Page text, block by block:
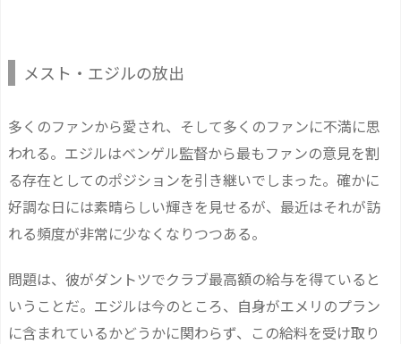
メスト・エジルの放出
多くのファンから愛され、そして多くのファンに不満に思
われる。エジルはベンゲル監督から最もファンの意見を割
る存在としてのポジションを引き継いでしまった。確かに
好調な日には素晴らしい輝きを見せるが、最近はそれが訪
れる頻度が非常に少なくなりつつある。
問題は、彼がダントツでクラブ最高額の給与を得ていると
いうことだ。エジルは今のところ、自身がエメリのプラン
に含まれているかどうかに関わらず、この給料を受け取り